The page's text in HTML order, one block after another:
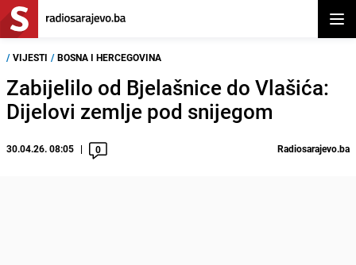
/ VIJESTI / BOSNA I HERCEGOVINA
Zabijelilo od Bjelašnice do Vlašića:
Dijelovi zemlje pod snijegom
30.04.26. 08:05 0 Radiosarajevo.ba